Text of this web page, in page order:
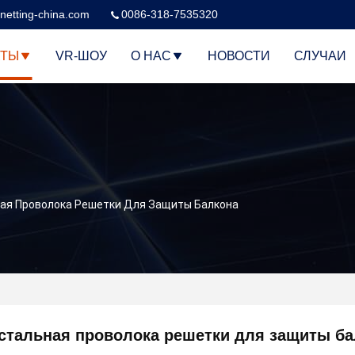
china.com 0086-318-7535320
VR-ШОУ О НАС НОВОСТИ СЛУЧАИ
Проволока Решетки Для Защиты Балкона
проволока решетки для защиты